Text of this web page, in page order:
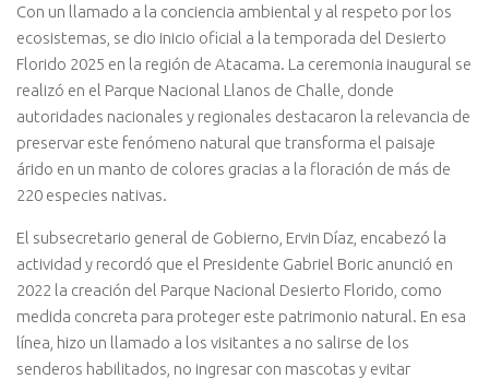
Con un llamado a la conciencia ambiental y al respeto por los
ecosistemas, se dio inicio oficial a la temporada del Desierto
Florido 2025 en la región de Atacama. La ceremonia inaugural se
realizó en el Parque Nacional Llanos de Challe, donde
autoridades nacionales y regionales destacaron la relevancia de
preservar este fenómeno natural que transforma el paisaje
árido en un manto de colores gracias a la floración de más de
220 especies nativas.
El subsecretario general de Gobierno, Ervin Díaz, encabezó la
actividad y recordó que el Presidente Gabriel Boric anunció en
2022 la creación del Parque Nacional Desierto Florido, como
medida concreta para proteger este patrimonio natural. En esa
línea, hizo un llamado a los visitantes a no salirse de los
senderos habilitados, no ingresar con mascotas y evitar